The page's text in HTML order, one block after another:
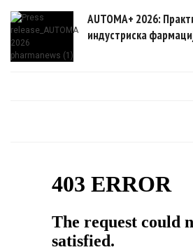
AUTOMA+ 2026:
индустриска